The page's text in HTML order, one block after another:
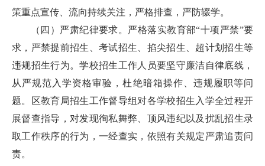
策重点宣传、流向持续关注，严格排查，严防辍学。
（四）严肃纪律要求。严格落实教育部“十项严禁”要
求，严禁提前招生、考试招生、掐尖招生、超计划招生等
违规招生行为。学校招生工作人员要坚守廉洁自律底线，
从严规范入学资格审验，杜绝暗箱操作、违规履职等问
题。区教育局招生工作督导组对各学校招生入学全过程开
展督查指导，对发现徇私舞弊、顶风违纪以及扰乱招生录
取工作秩序的行为，一经查实，依照有关规定严肃追责问
责。